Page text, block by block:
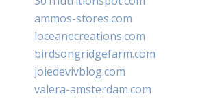
ammos-stores.com
loceanecreations.com
birdsongridgefarm.com
joiedevivblog.com
valera-amsterdam.com